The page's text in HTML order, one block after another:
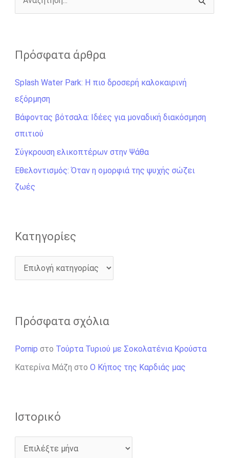
r
ζ
τ
η
σ
η
γ
ι
α
Πρόσφατα άρθρα
Splash Water Park: Η πιο δροσερή καλοκαιρινή
εξόρμηση
Βάφοντας βότσαλα: Ιδέες για μοναδική διακόσμηση
σπιτιού
Σύγκρουση ελικοπτέρων στην Ψάθα
Εθελοντισμός: Όταν η ομορφιά της ψυχής σώζει
ζωές
Kατηγορίες
Πρόσφατα σχόλια
Pornip στο Τούρτα Τυριού με Σοκολατένια Κρούστα
Κατερίνα Μάζη στο Ο Κήπος της Καρδιάς μας
Ιστορικό